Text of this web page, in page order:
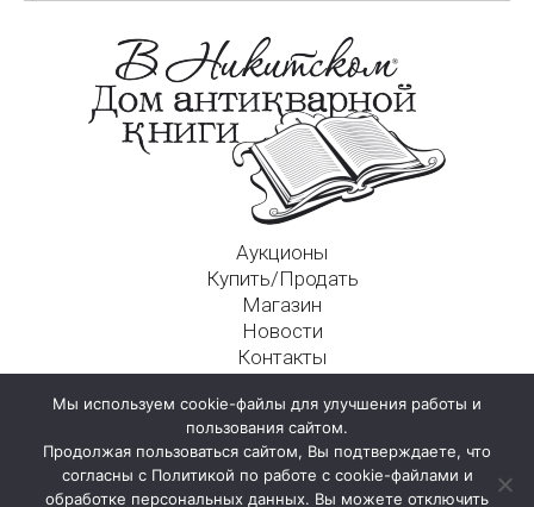
Аукционы
Купить/Продать
Магазин
Новости
Контакты
125009, г. Москва, Никитский пер., д. 4а, стр. 1
Мы используем cookie-файлы для улучшения работы и
пользования сайтом.
Продолжая пользоваться сайтом, Вы подтверждаете, что
согласны с Политикой по работе с cookie-файлами и
обработке персональных данных. Вы можете отключить